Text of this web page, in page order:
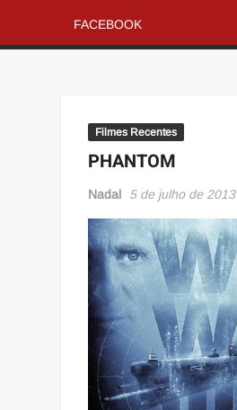
FACEBOOK
Filmes Recentes
PHANTOM
Nadal 5 de julho de 2013